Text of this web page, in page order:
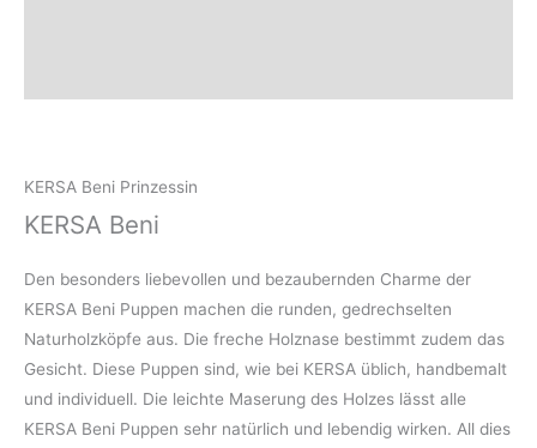
KERSA Beni Prinzessin
KERSA Beni
Den besonders liebevollen und bezaubernden Charme der
KERSA Beni Puppen machen die runden, gedrechselten
Naturholzköpfe aus. Die freche Holznase bestimmt zudem das
Gesicht. Diese Puppen sind, wie bei KERSA üblich, handbemalt
und individuell. Die leichte Maserung des Holzes lässt alle
KERSA Beni Puppen sehr natürlich und lebendig wirken. All dies